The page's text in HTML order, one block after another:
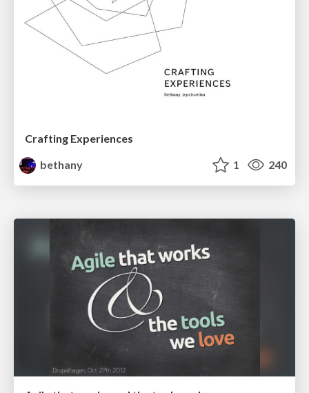
Crafting Experiences
bethany
1 240